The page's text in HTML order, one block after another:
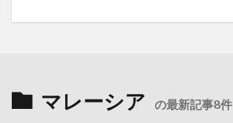
マレーシア の最新記事8件